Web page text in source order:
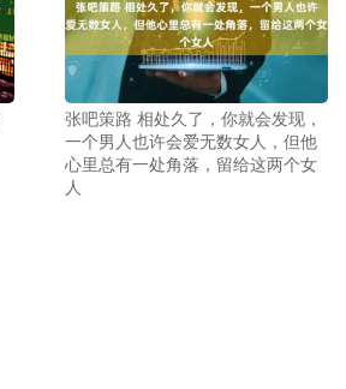
张吧策路 相处久了，你就会发现，
一个男人也许会爱无数女人，但他
心里总有一处角落，留给这两个女
人